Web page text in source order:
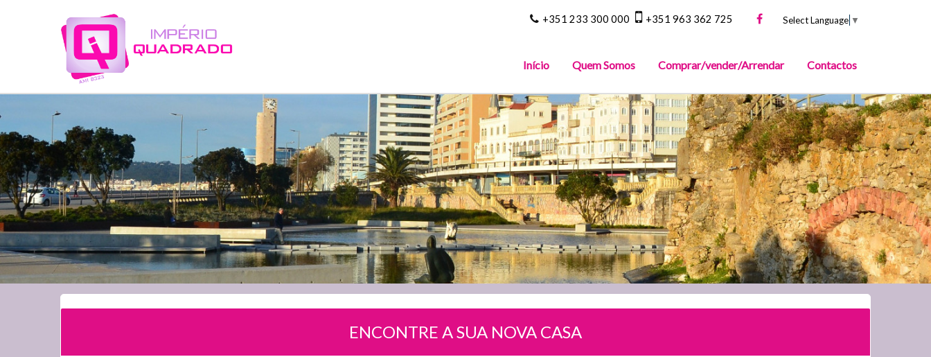
+351 233 300 000 +351 963 362 725 Select Language ▼
Início Quem Somos Comprar/vender/Arrendar Contactos
ENCONTRE A SUA NOVA CASA